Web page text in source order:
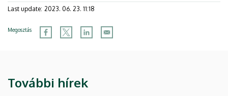
Last update: 2023. 06. 23. 11:18
Megosztás
További hírek